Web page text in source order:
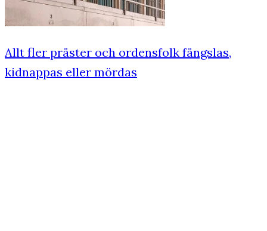
Allt fler präster och ordensfolk fängslas,
kidnappas eller mördas